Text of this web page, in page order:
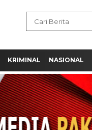
KRIMINAL NASIONAL